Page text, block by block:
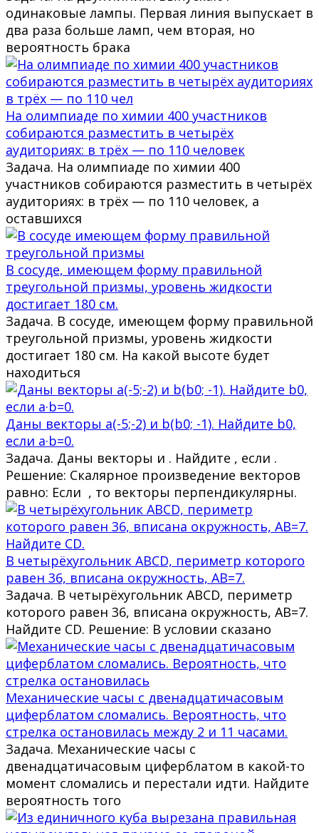
одинаковые лампы. Первая линия выпускает в
два раза больше ламп, чем вторая, но
вероятность брака
На олимпиаде по химии 400 участников
собираются разместить в четырёх
аудиториях: в трёх — по 110 человек
Задача. На олимпиаде по химии 400
участников собираются разместить в четырёх
аудиториях: в трёх — по 110 человек, а
оставшихся
В сосуде, имеющем форму правильной
треугольной призмы, уровень жидкости
достигает 180 см.
Задача. В сосуде, имеющем форму правильной
треугольной призмы, уровень жидкости
достигает 180 см. На какой высоте будет
находиться
Даны векторы a(-5;-2) и b(b0; -1). Найдите b0,
если a·b=0.
Задача. Даны векторы и . Найдите , если .
Решение: Скалярное произведение векторов
равно: Если , то векторы перпендикулярны.
В четырёхугольник ABCD, периметр которого
равен 36, вписана окружность, AB=7.
Задача. В четырёхугольник ABCD, периметр
которого равен 36, вписана окружность, AB=7.
Найдите CD. Решение: В условии сказано
Механические часы с двенадцатичасовым
циферблатом сломались. Вероятность, что
стрелка остановилась между 2 и 11 часами.
Задача. Механические часы с
двенадцатичасовым циферблатом в какой-то
момент сломались и перестали идти. Найдите
вероятность того